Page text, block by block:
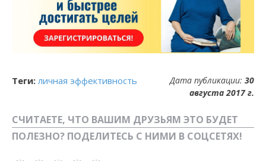
Теги: личная эффективность Дата публикации: 30
августа 2017 г.
СЧИТАЕТЕ, ЧТО ВАШИМ ДРУЗЬЯМ ЭТО БУДЕТ
ПОЛЕЗНО? ПОДЕЛИТЕСЬ С НИМИ В СОЦСЕТЯХ!